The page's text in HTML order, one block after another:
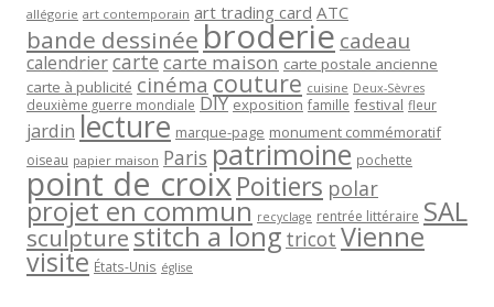
allégorie art contemporain art trading card ATC
bande dessinée broderie cadeau
calendriercartecarte maison carte postale ancienne
carte à publicité cinéma couture cuisine Deux-Sèvres
deuxième guerre mondiale DIY exposition famille festival fleur
jardin lecture marque-page monument commémoratif
oiseau papier maison Paris patrimoine pochette
point de croixPoitiers polar
projet en commun recyclage rentrée littéraire SAL
sculpturestitch a long tricot Vienne
visite États-Unis église